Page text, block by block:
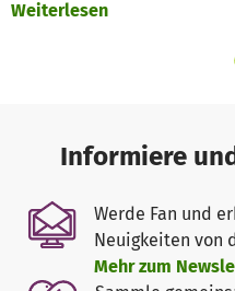
Die Moorlandschaften in
gelegt, um das Land
Pflanzenarten. Daher heißt
Moorexpert*innen: Wasser
trocknen sie aus,
CO2 kann somit in die Luft
So wirkt Deine Spende
Weiterlesen
Informiere
Werde Fan und
Neuigkeiten von
Mehr zum